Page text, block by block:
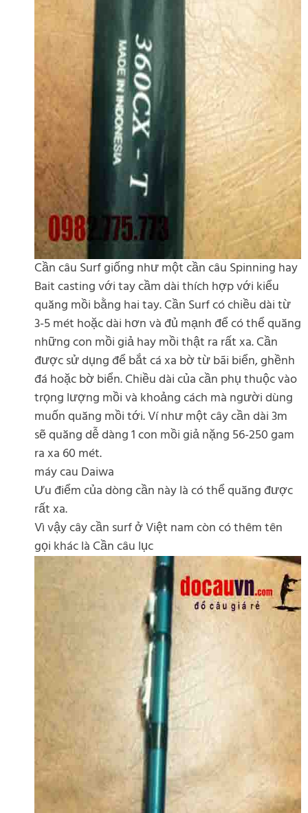
Cần câu Surf giống như một cần câu Spinning hay
Bait casting với tay cầm dài thích hợp với kiểu
quăng mồi bằng hai tay. Cần Surf có chiều dài từ
3-5 mét hoặc dài hơn và đủ mạnh để có thể quăng
những con mồi giả hay mồi thật ra rất xa. Cần
được sử dụng để bắt cá xa bờ từ bãi biển, ghềnh
đá hoặc bờ biển. Chiều dài của cần phụ thuộc vào
trọng lượng mồi và khoảng cách mà người dùng
muốn quăng mồi tới. Ví như một cây cần dài 3m
sẽ quăng dễ dàng 1 con mồi giả nặng 56-250 gam
ra xa 60 mét.
máy cau Daiwa
Ưu điểm của dòng cần này là có thể quăng được
rất xa.
Vì vậy cây cần surf ở Việt nam còn có thêm tên
gọi khác là Cần câu lục